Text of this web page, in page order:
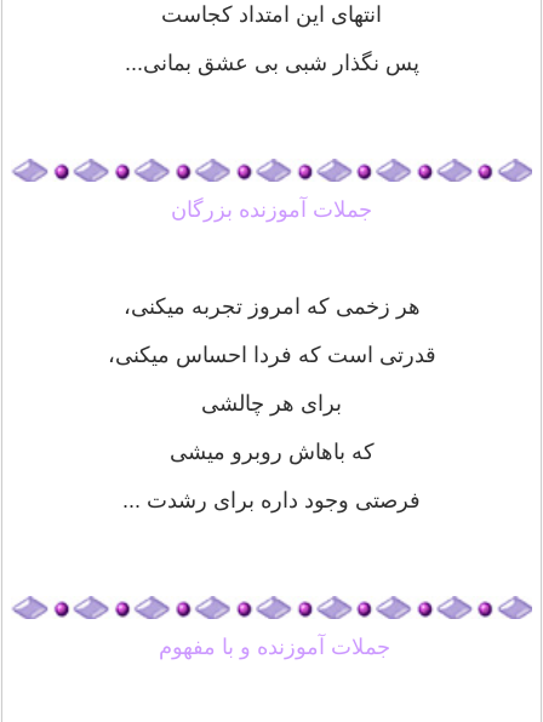
انتهای این امتداد کجاست
پس نگذار شبی بی عشق بمانی...
جملات آموزنده بزرگان
هر زخمی که امروز تجربه میکنی،
قدرتی است که فردا احساس میکنی،
برای هر چالشی
که باهاش روبرو میشی
فرصتی وجود داره برای رشدت ...
جملات آموزنده و با مفهوم